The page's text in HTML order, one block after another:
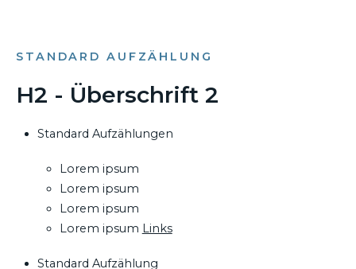
STANDARD AUFZÄHLUNG
H2 - Überschrift 2
Standard Aufzählungen
Lorem ipsum
Lorem ipsum
Lorem ipsum
Lorem ipsum Links
Standard Aufzählung